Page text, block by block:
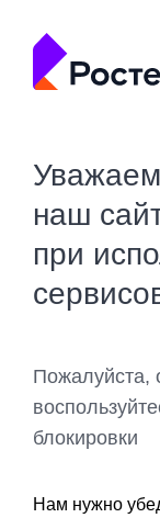
наш
при
Пожалуйста,
блокировки
Нам нужно